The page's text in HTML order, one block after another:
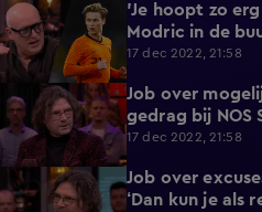
2:59
'Je hoopt zo
Modric in de
17 dec 2022, 21:58
3:31
Job over
gedrag bij NOS
weerbaarheid
17 dec 2022, 21:58
4:37
Job over
‘Dan kun je als